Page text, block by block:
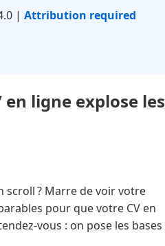
| Attribution required
ligne explose les
scroll ? Marre de voir votre
pour que votre CV en
vous : on pose les bases